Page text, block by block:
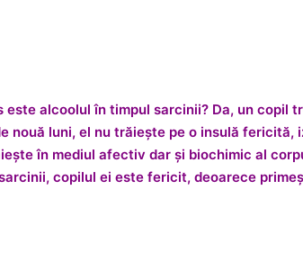
este alcoolul în timpul sarcinii? Da, un copil
nouă luni, el nu trăiește pe o insulă
în mediul afectiv dar și biochimic al
copilul ei este fericit, deoarece